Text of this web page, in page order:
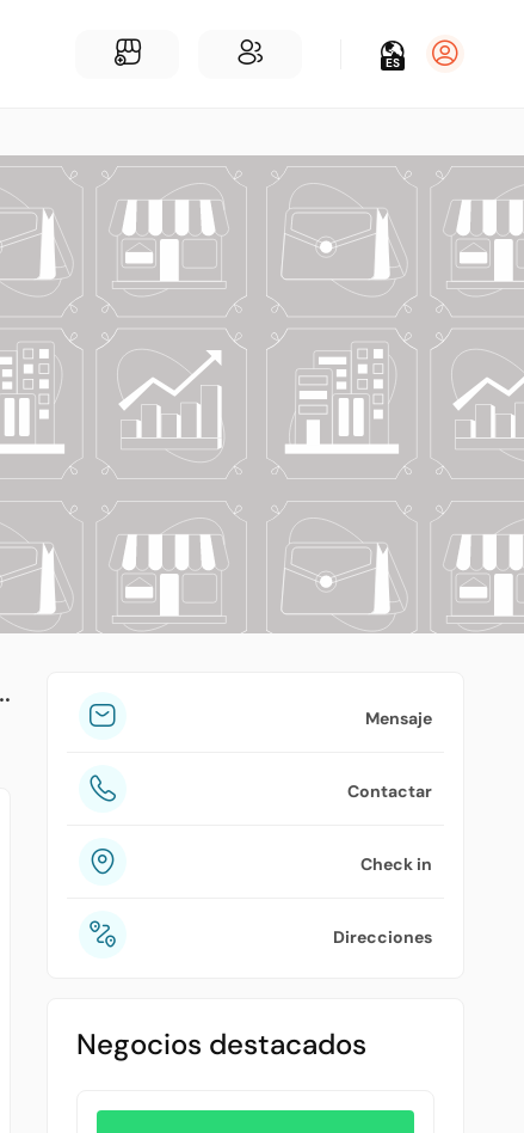
ES
Mensaje
Contactar
Check in
Direcciones
Negocios destacados
Para Negocios
Añadir un negocio
Encuentre empresas cerca de ti
Comunidad
Encuentra personas cerca de ti
tuPlaza
Acerca de nosotros